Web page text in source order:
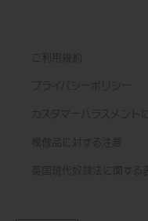
ご利用規約
プライバシーポリシー
カスタマーハラスメント
模倣品に対する注意
英国現代奴隷法に関する